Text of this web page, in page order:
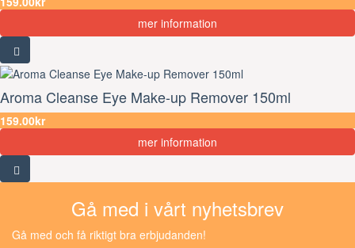
mer information
Aroma Cleanse Eye Make-up Remover 150ml
159.00kr
mer information
Gå med i vårt nyhetsbrev
Gå med och få riktigt bra erbjudanden!